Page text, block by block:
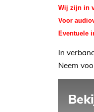
Wij zijn in
Voor
Eventuele
In
Neem